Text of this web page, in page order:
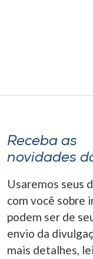
o idioma
A+
A-
Receba as
novidades
Usaremos seus
com você sobre
podem ser de
envio da
mais detalhes,